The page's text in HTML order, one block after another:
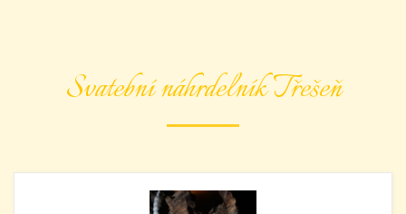
Svatební náhrdelník Třešeň